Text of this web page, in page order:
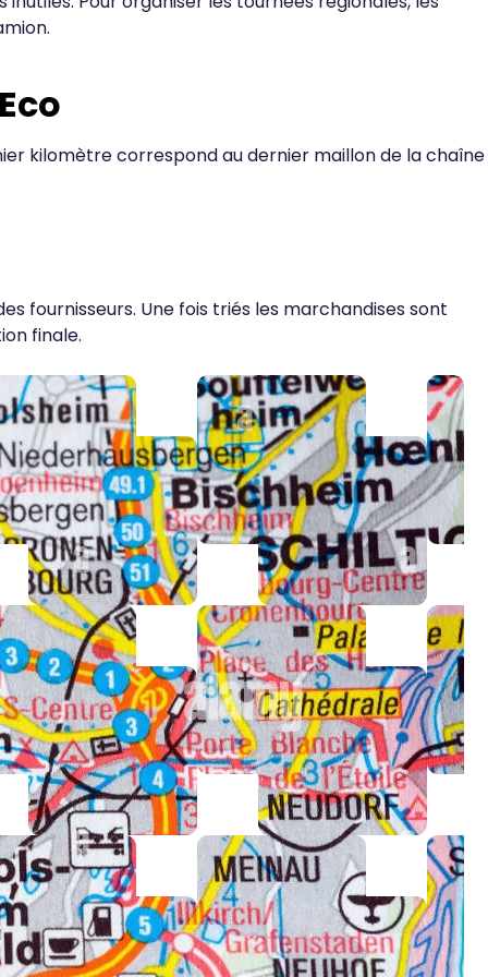
kilomètre correspond au dernier maillon de la chaîne
fournisseurs. Une fois triés les marchandises sont
finale.